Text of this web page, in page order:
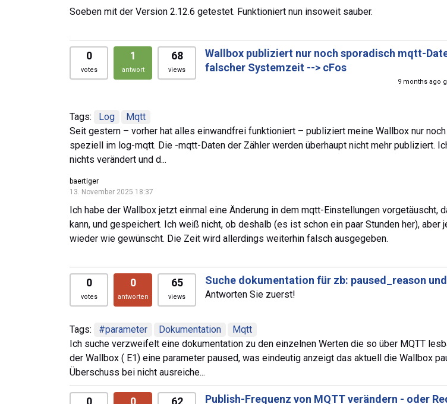
Soeben mit der Version 2.12.6 getestet. Funktioniert nun insoweit sauber.
0
votes
1
antwort
68
views
Wallbox publiziert nur noch sporadisch mqtt-
falscher Systemzeit --> cFos
9 months ago
Tags: Log
Mqtt
Seit gestern – vorher hat alles einwandfrei funktioniert – publiziert meine Wallbox nur
speziell im log-mqtt. Die -mqtt-Daten der Zähler werden überhaupt nicht mehr publiziert.
nichts verändert und d...
baertiger
13. November 2025 18:37
Ich habe der Wallbox jetzt einmal eine Änderung in dem mqtt-Einstellungen vorgetäuscht,
kann, und gespeichert. Ich weiß nicht, ob deshalb (es ist schon ein paar Stunden her),
wieder wie gewünscht. Die Zeit wird allerdings weiterhin falsch ausgegeben.
0
votes
0
antworten
65
views
Suche dokumentation für zb: paused_reason
Antworten Sie zuerst!
Tags: #parameter Dokumentation
Mqtt
Ich suche verzweifelt eine dokumentation zu den einzelnen Werten die so über MQTT
der Wallbox ( E1) eine parameter paused, was eindeutig anzeigt das aktuell die Wallbox
Überschuss bei nicht ausreiche...
0 0 62
Publish-Frequenz von MQTT verändern - oder